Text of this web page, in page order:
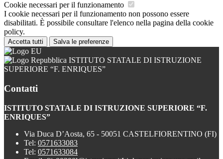
Cookie necessari per il funzionamento
I cookie necessari per il funzionamento non possono essere
disabilitati. È possibile consultare l'elenco nella pagina della cookie
policy.
Accetta tutti Salva le preferenze
ISTITUTO STATALE DI ISTRUZIONE
SUPERIORE “F. ENRIQUES”
Contatti
ISTITUTO STATALE DI ISTRUZIONE SUPERIORE “F.
ENRIQUES”
Via Duca D’Aosta, 65 - 50051 CASTELFIORENTINO (FI)
Tel: 0571633083
Tel: 0571633084